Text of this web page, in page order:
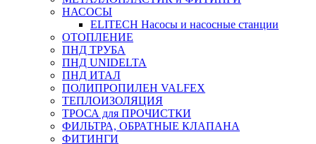
НАСОСЫ
ELITECH Насосы и насосные станции
ОТОПЛЕНИЕ
ПНД ТРУБА
ПНД UNIDELTA
ПНД ИТАЛ
ПОЛИПРОПИЛЕН VALFEX
ТЕПЛОИЗОЛЯЦИЯ
ТРОСА для ПРОЧИСТКИ
ФИЛЬТРА, ОБРАТНЫЕ КЛАПАНА
ФИТИНГИ